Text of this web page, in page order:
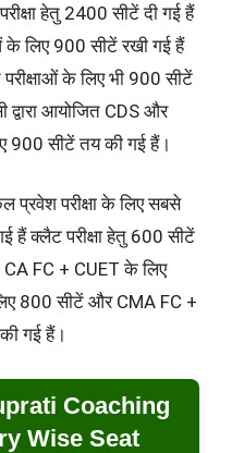
हेतु 2400 सीटें दी गई हैं
के लिए 900 सीटें रखी गई हैं
परीक्षाओं के लिए भी 900 सीटें
द्वारा आयोजित CDS और
900 सीटें तय की गई हैं।
प्रवेश परीक्षा के लिए सबसे
हैं क्लैट परीक्षा हेतु 600 सीटें
CA FC + CUET के लिए
800 सीटें और CMA FC +
गई हैं।
Coaching
Wise Seat